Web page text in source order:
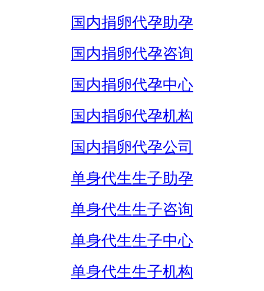
国内捐卵代孕助孕
国内捐卵代孕咨询
国内捐卵代孕中心
国内捐卵代孕机构
国内捐卵代孕公司
单身代生生子助孕
单身代生生子咨询
单身代生生子中心
单身代生生子机构